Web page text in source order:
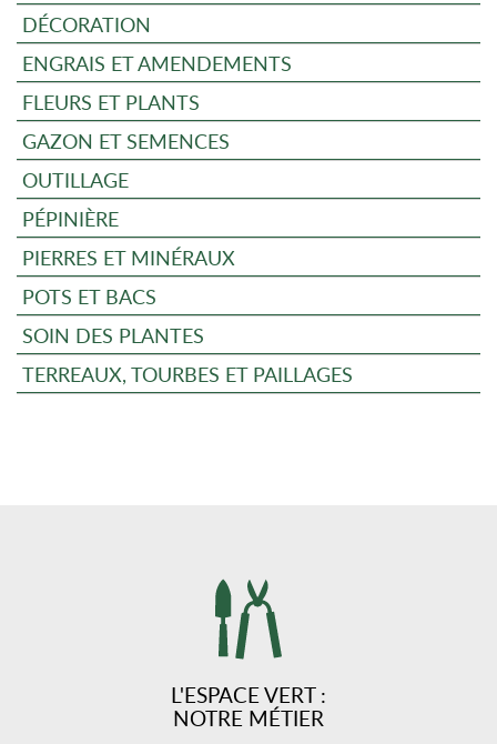
DÉCORATION
ENGRAIS ET AMENDEMENTS
FLEURS ET PLANTS
GAZON ET SEMENCES
OUTILLAGE
PÉPINIÈRE
PIERRES ET MINÉRAUX
POTS ET BACS
SOIN DES PLANTES
TERREAUX, TOURBES ET PAILLAGES
L'ESPACE VERT :
NOTRE MÉTIER